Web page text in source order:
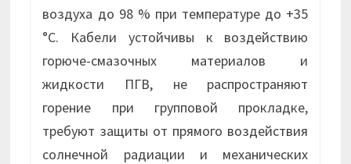
воздуха до 98 % при температуре до +35
°С. Кабели устойчивы к воздействию
горюче-смазочных материалов и
жидкости ПГВ, не распространяют
горение при групповой прокладке,
требуют защиты от прямого воздействия
солнечной радиации и механических